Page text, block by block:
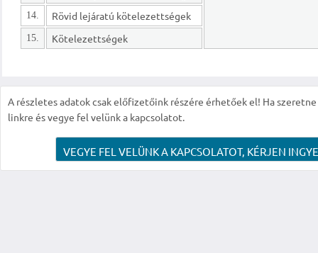
14. Rövid lejáratú kötelezettségek
15. Kötelezettségek
A részletes adatok csak előfizetőink részére érhetőek el! Ha
linkre és vegye fel velünk a kapcsolatot.
VEGYE FEL VELÜNK A KAPCSOLATOT, KÉRJEN